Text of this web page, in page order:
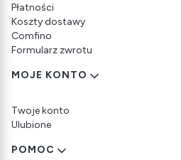
Płatności
Koszty dostawy
Comfino
Formularz zwrotu
MOJE KONTO
Twoje konto
Ulubione
POMOC